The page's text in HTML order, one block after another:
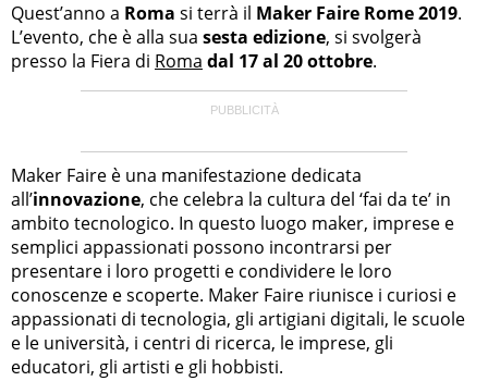
Quest’anno a Roma si terrà il Maker Faire Rome 2019.
L’evento, che è alla sua sesta edizione, si svolgerà
presso la Fiera di Roma dal 17 al 20 ottobre.
Maker Faire è una manifestazione dedicata
all’innovazione, che celebra la cultura del ‘fai da te’ in
ambito tecnologico. In questo luogo maker, imprese e
semplici appassionati possono incontrarsi per
presentare i loro progetti e condividere le loro
conoscenze e scoperte. Maker Faire riunisce i curiosi e
appassionati di tecnologia, gli artigiani digitali, le scuole
e le università, i centri di ricerca, le imprese, gli
educatori, gli artisti e gli hobbisti.